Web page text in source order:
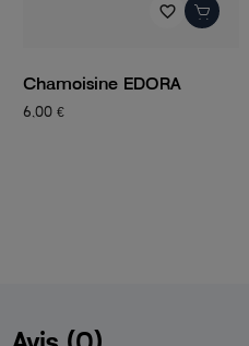
favorite_border
Chamoisine EDORA
6,00 €